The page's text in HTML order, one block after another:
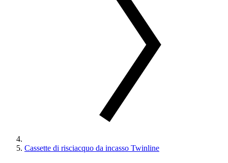
Cassette di risciacquo da incasso Twinline